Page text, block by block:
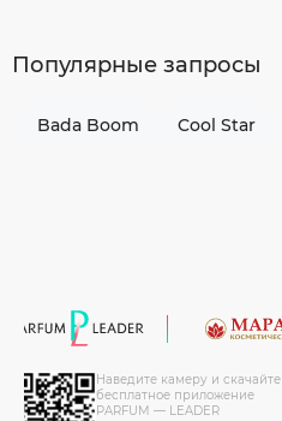
Популярные запросы
Bada Boom Cool Star
Наведите камеру и скачайте
бесплатное приложение
PARFUM — LEADER